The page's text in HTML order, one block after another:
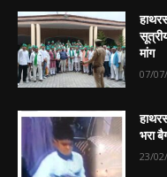
मांग
07/
भरा
23/